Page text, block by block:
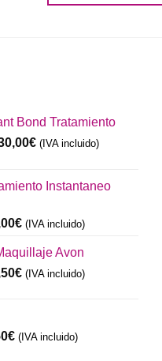
Bond Tratamiento
€El
es:
(IVA incluido)
Instantaneo
€El
actual
es:
(IVA incluido)
Avon
€El
28,50€.
(IVA incluido)
€El
(IVA incluido)